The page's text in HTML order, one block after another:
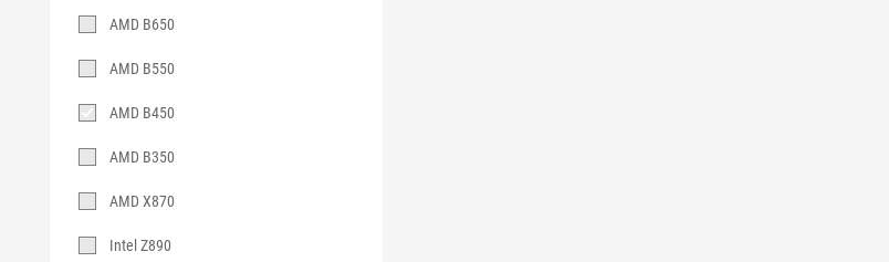
AMD B650
AMD B550
AMD B450
AMD B350
AMD X870
Intel Z890